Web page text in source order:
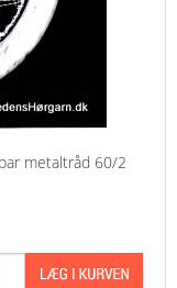
metaltråd 60/2